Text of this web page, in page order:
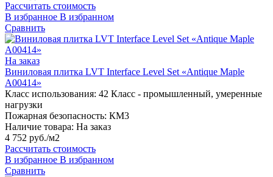
Рассчитать стоимость
В избранное В избранном
Сравнить
На заказ
Виниловая плитка LVT Interface Level Set «Antique Maple
A00414»
Класс использования: 42 Класс - промышленный, умеренные
нагрузки
Пожарная безопасность: КМ3
Наличие товара: На заказ
4 752 руб./м2
Рассчитать стоимость
В избранное В избранном
Сравнить